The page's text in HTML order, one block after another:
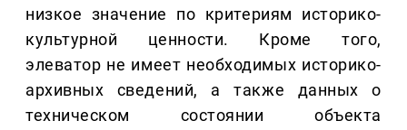
низкое значение по критериям историко-
культурной ценности. Кроме того,
элеватор не имеет необходимых историко-
архивных сведений, а также данных о
техническом состоянии объекта